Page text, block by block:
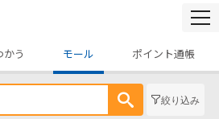
かう モール ポイント通帳
絞り込み